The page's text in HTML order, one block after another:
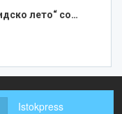
лето“ со…
Istokpress